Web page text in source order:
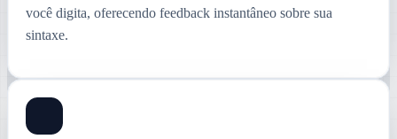
você digita, oferecendo feedback instantâneo sobre sua
sintaxe.